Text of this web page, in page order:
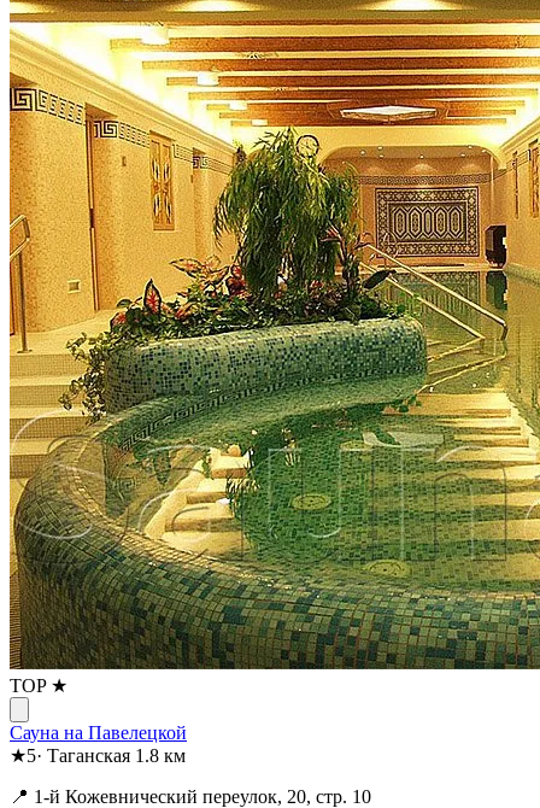
TOP ★
Сауна на Павелецкой
★5· Таганская 1.8 км
📍 1-й Кожевнический переулок, 20, стр. 10